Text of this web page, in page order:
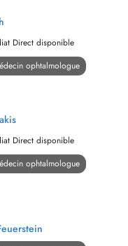
Direct disponible
ophtalmologue
Direct disponible
ophtalmologue